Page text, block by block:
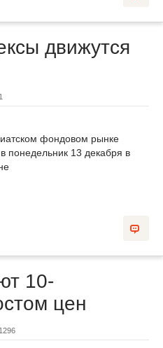
движутся
фондовом рынке
понедельник 13 декабря в
10-
цен
1296